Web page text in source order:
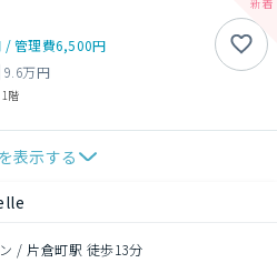
/管理費6,500円
9.6万円
1階
表示する
/ 片倉町駅 徒歩13分